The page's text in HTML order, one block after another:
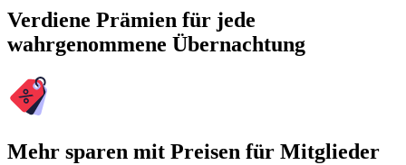
Verdiene Prämien für jede
wahrgenommene Übernachtung
Mehr sparen mit Preisen für Mitglieder